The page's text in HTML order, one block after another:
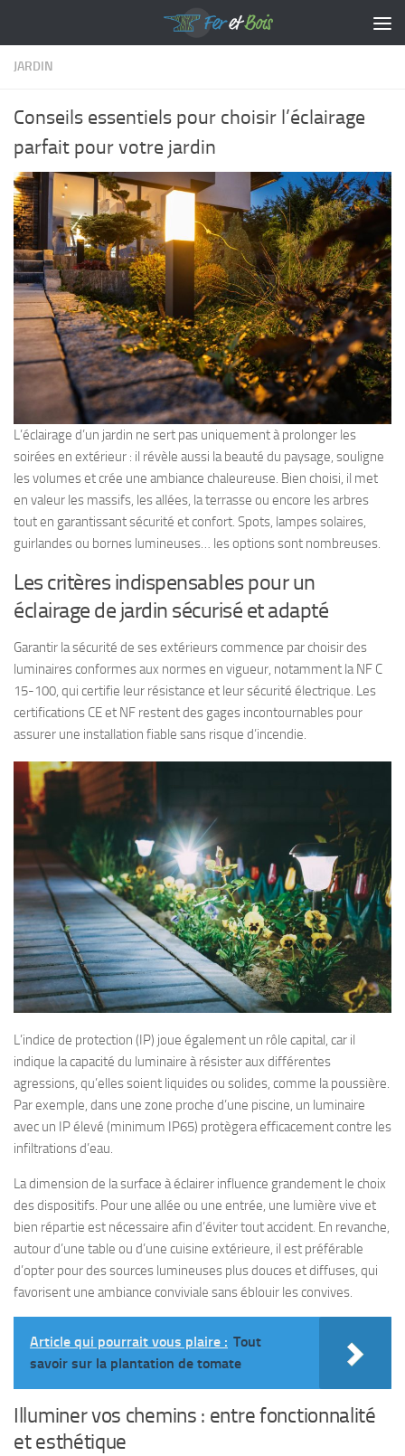
JARDIN
Conseils essentiels pour choisir l’éclairage
parfait pour votre jardin
L’éclairage d’un jardin ne sert pas uniquement à prolonger les
soirées en extérieur : il révèle aussi la beauté du paysage, souligne
les volumes et crée une ambiance chaleureuse. Bien choisi, il met
en valeur les massifs, les allées, la terrasse ou encore les arbres
tout en garantissant sécurité et confort. Spots, lampes solaires,
guirlandes ou bornes lumineuses… les options sont nombreuses.
Les critères indispensables pour un
éclairage de jardin sécurisé et adapté
Garantir la sécurité de ses extérieurs commence par choisir des
luminaires conformes aux normes en vigueur, notamment la NF C
15-100, qui certifie leur résistance et leur sécurité électrique. Les
certifications CE et NF restent des gages incontournables pour
assurer une installation fiable sans risque d’incendie.
L’indice de protection (IP) joue également un rôle capital, car il
indique la capacité du luminaire à résister aux différentes
agressions, qu’elles soient liquides ou solides, comme la poussière.
Par exemple, dans une zone proche d’une piscine, un luminaire
avec un IP élevé (minimum IP65) protègera efficacement contre les
infiltrations d’eau.
La dimension de la surface à éclairer influence grandement le choix
des dispositifs. Pour une allée ou une entrée, une lumière vive et
bien répartie est nécessaire afin d’éviter tout accident. En revanche,
autour d’une table ou d’une cuisine extérieure, il est préférable
d’opter pour des sources lumineuses plus douces et diffuses, qui
favorisent une ambiance conviviale sans éblouir les convives.
Article qui pourrait vous plaire : Tout
savoir sur la plantation de tomate
Illuminer vos chemins : entre fonctionnalité
et esthétique